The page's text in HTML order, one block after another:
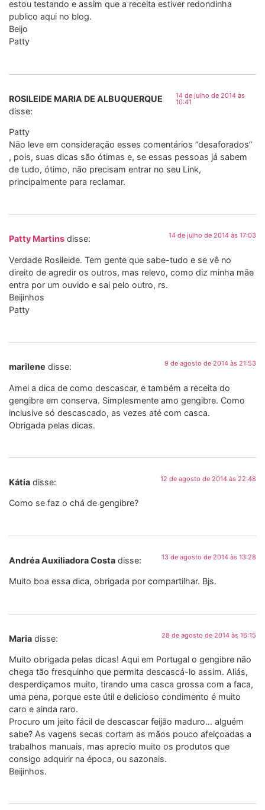
estou testando e assim que a receita estiver redondinha
publico aqui no blog.
Beijo
Patty
ROSILEIDE MARIA DE ALBUQUERQUE
disse:
14 de julho de 2014 às
10:41
Patty
Não leve em consideração esses comentários “desaforados”
, pois, suas dicas são ótimas e, se essas pessoas já sabem
de tudo, ótimo, não precisam entrar no seu Link,
principalmente para reclamar.
Patty Martins disse: 14 de julho de 2014 às 17:03
Verdade Rosileide. Tem gente que sabe-tudo e se vê no
direito de agredir os outros, mas relevo, como diz minha mãe
entra por um ouvido e sai pelo outro, rs.
Beijinhos
Patty
marilene disse: 9 de agosto de 2014 às 21:53
Amei a dica de como descascar, e também a receita do
gengibre em conserva. Simplesmente amo gengibre. Como
inclusive só descascado, as vezes até com casca.
Obrigada pelas dicas.
Kátia disse: 12 de agosto de 2014 às 22:48
Como se faz o chá de gengibre?
Andréa Auxiliadora Costa disse: 13 de agosto de 2014 às 13:28
Muito boa essa dica, obrigada por compartilhar. Bjs.
Maria disse: 28 de agosto de 2014 às 16:15
Muito obrigada pelas dicas! Aqui em Portugal o gengibre não
chega tão fresquinho que permita descascá-lo assim. Aliás,
desperdiçamos muito, tirando uma casca grossa com a faca,
uma pena, porque este útil e delicioso condimento é muito
caro e ainda raro.
Procuro um jeito fácil de descascar feijão maduro… alguém
sabe? As vagens secas cortam as mãos pouco afeiçoadas a
trabalhos manuais, mas aprecio muito os produtos que
consigo adquirir na época, ou sazonais.
Beijinhos.